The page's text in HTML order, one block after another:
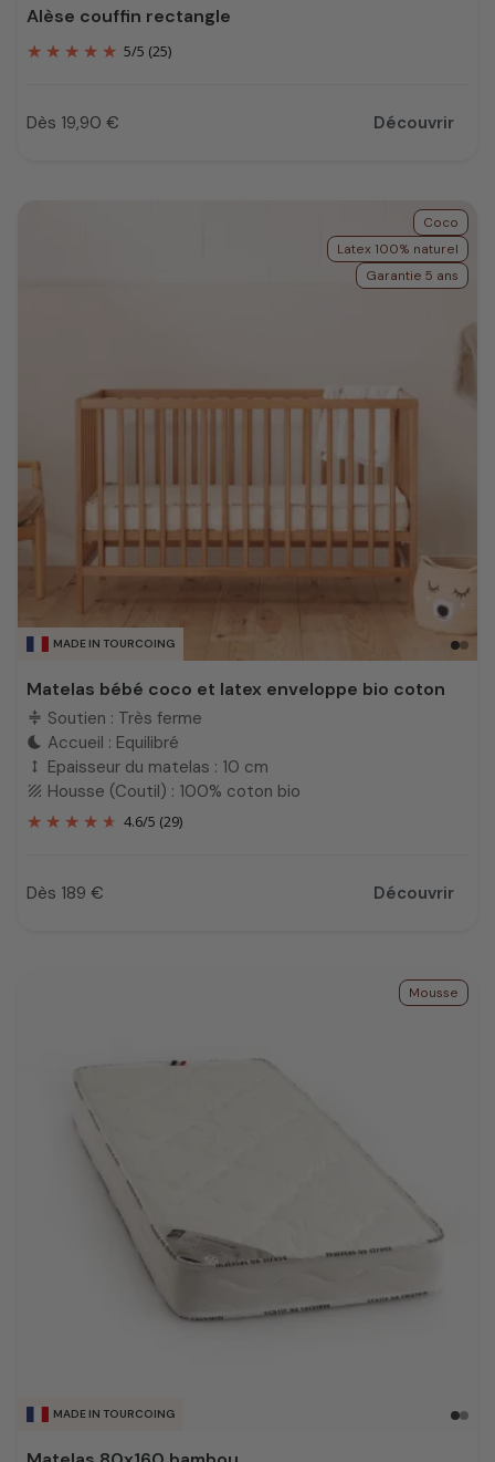
Alèse couffin rectangle
5/5 (25)
Prix
Dès 19,90 € Découvrir
MADE IN TOURCOING
Coco
Latex 100% naturel
Garantie 5 ans
Matelas bébé coco et latex enveloppe bio coton
compress Soutien : Très ferme
bedtime Accueil : Equilibré
height Epaisseur du matelas : 10 cm
texture Housse (Coutil) : 100% coton bio
4.6/5 (29)
Prix
Dès 189 € Découvrir
MADE IN TOURCOING
Mousse